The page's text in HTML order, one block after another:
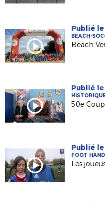
Publié
BEACH-
Publié
Publié
FOOT